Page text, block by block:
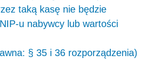
taką kasę nie będzie
u nabywcy lub wartości
§ 35 i 36 rozporządzenia)